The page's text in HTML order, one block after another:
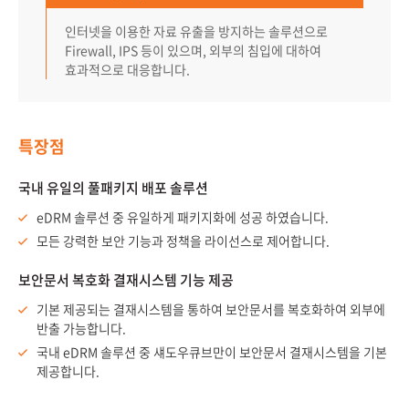
인터넷을 이용한 자료 유출을 방지하는 솔루션으로
Firewall, IPS 등이 있으며, 외부의 침입에 대하여
효과적으로 대응합니다.
특장점
국내 유일의 풀패키지 배포 솔루션
eDRM 솔루션 중 유일하게 패키지화에 성공 하였습니다.
모든 강력한 보안 기능과 정책을 라이선스로 제어합니다.
보안문서 복호화 결재시스템 기능 제공
기본 제공되는 결재시스템을 통하여 보안문서를 복호화하여 외부에
반출 가능합니다.
국내 eDRM 솔루션 중 섀도우큐브만이 보안문서 결재시스템을 기본
제공합니다.